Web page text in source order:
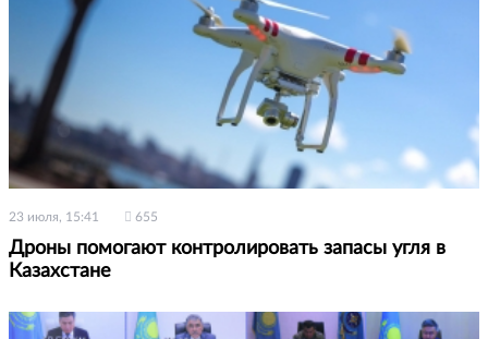
23 июля, 15:41 655
Дроны помогают контролировать запасы угля в
Казахстане